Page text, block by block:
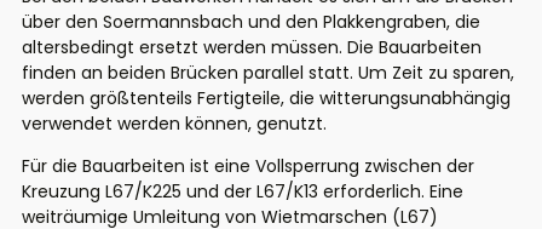
über den Soermannsbach und den Plakkengraben, die
altersbedingt ersetzt werden müssen. Die Bauarbeiten
finden an beiden Brücken parallel statt. Um Zeit zu sparen,
werden größtenteils Fertigteile, die witterungsunabhängig
verwendet werden können, genutzt.
Für die Bauarbeiten ist eine Vollsperrung zwischen der
Kreuzung L67/K225 und der L67/K13 erforderlich. Eine
weiträumige Umleitung von Wietmarschen (L67)